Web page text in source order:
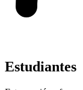
Estudiantes